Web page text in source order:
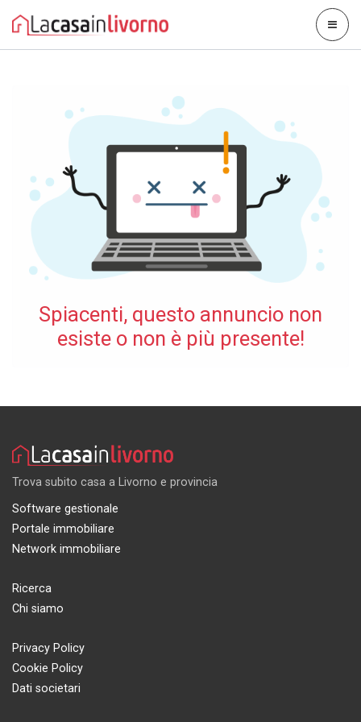
Spiacenti, questo annuncio non
esiste o non è più presente!
Trova subito casa a Livorno e provincia
Software gestionale
Portale immobiliare
Network immobiliare
Ricerca
Chi siamo
Privacy Policy
Cookie Policy
Dati societari